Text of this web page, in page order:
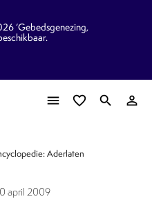
‘Gebedsgenezing,
menu favorite_border search person_outline
Aderlaten
april 2009